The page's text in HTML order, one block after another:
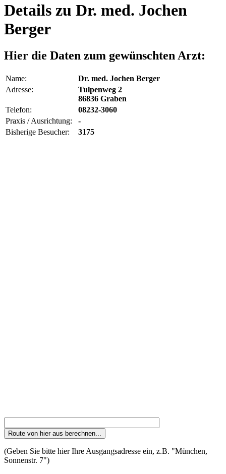
Details zu Dr. med. Jochen
Berger
Hier die Daten zum gewünschten Arzt:
Name:
Dr. med. Jochen Berger
Adresse:
Tulpenweg 2
86836 Graben
Telefon:
08232-3060
Praxis / Ausrichtung:
-
Bisherige Besucher:
3175
(Geben Sie bitte hier Ihre Ausgangsadresse ein, z.B. "München,
Sonnenstr. 7")